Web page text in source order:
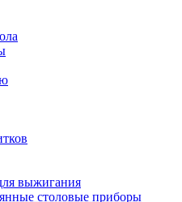
выжигания
столовые приборы